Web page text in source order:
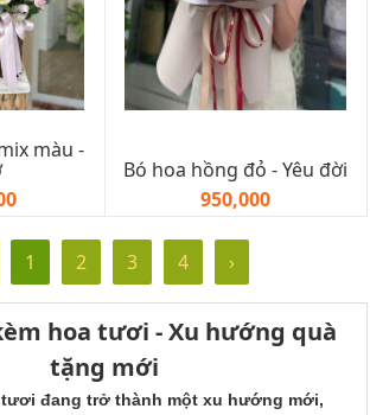
màu -
Bó hoa hồng đỏ - Yêu đời
950,000
1 2 3 4 ›
hoa tươi - Xu hướng quà
tặng mới
tươi đang trở thành một xu hướng mới,